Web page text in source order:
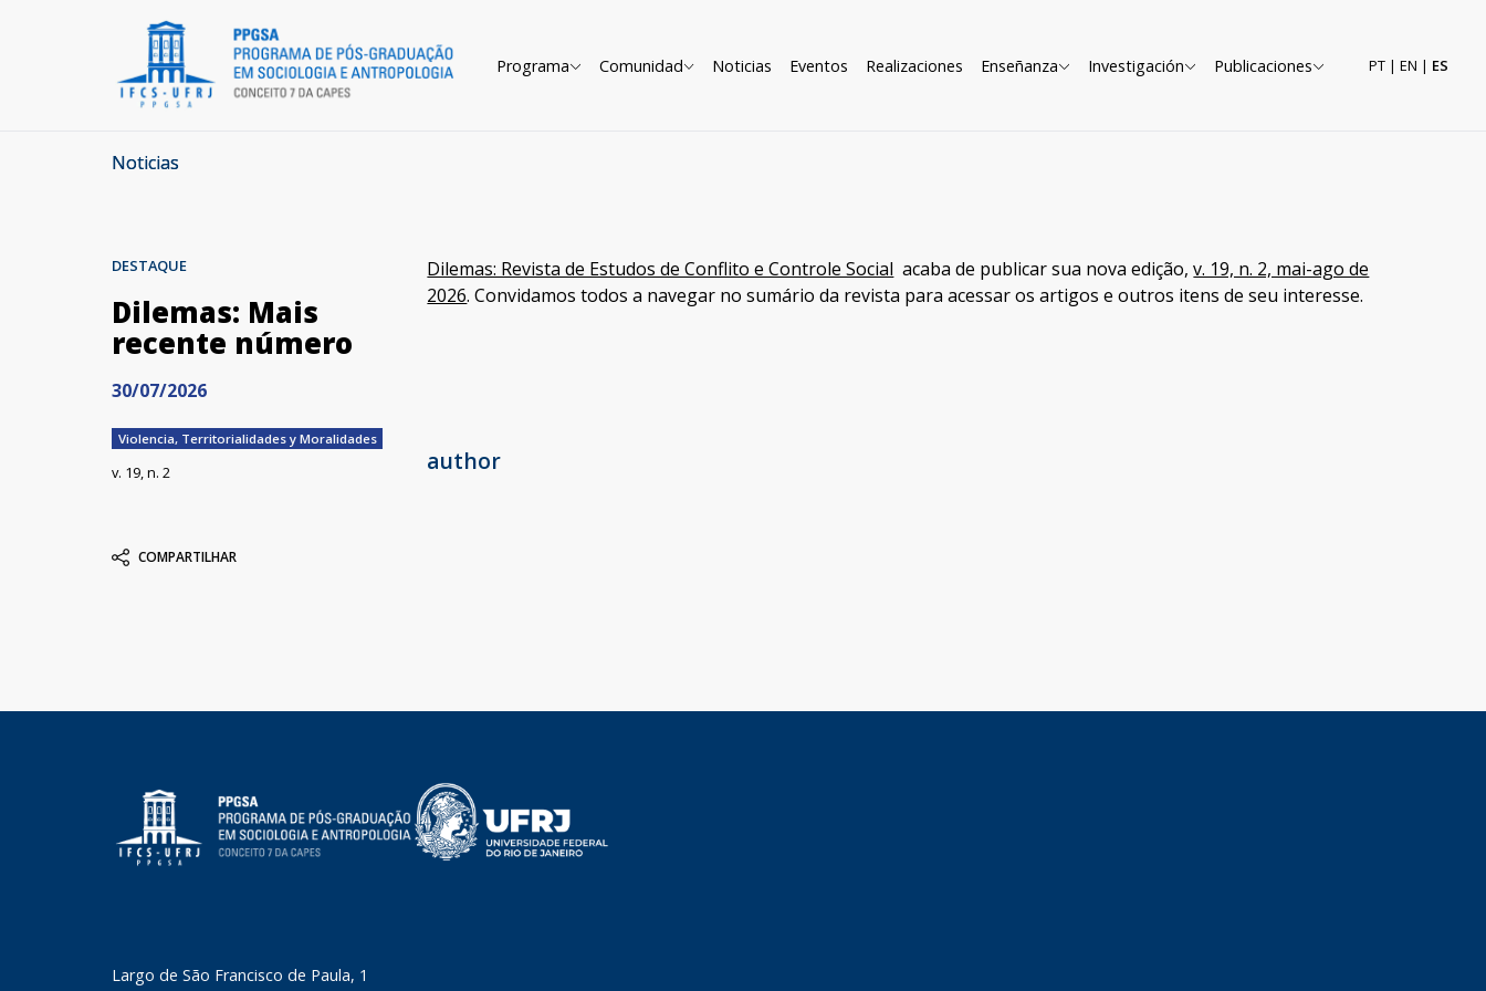
Programa Comunidad Noticias Eventos Realizaciones Enseñanza Investigación Publicaciones PT| EN | ES
Noticias
DESTAQUE
Dilemas: Mais
recente número
30/07/2026
Violencia, Territorialidades y Moralidades
v. 19, n. 2
COMPARTILHAR
Dilemas: Revista de Estudos de Conflito e Controle Social acaba de publicar sua nova edição,v. 19, n. 2, mai-ago de
2026. Convidamos todos a navegar no sumário da revista para acessar os artigos e outros itens de seu interesse.
author
​Largo de São Francisco de Paula, 1